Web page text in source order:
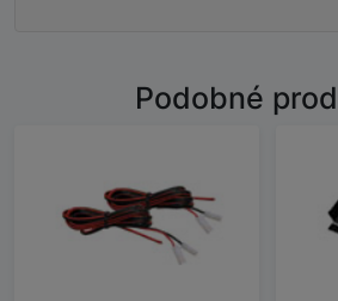
Podobné